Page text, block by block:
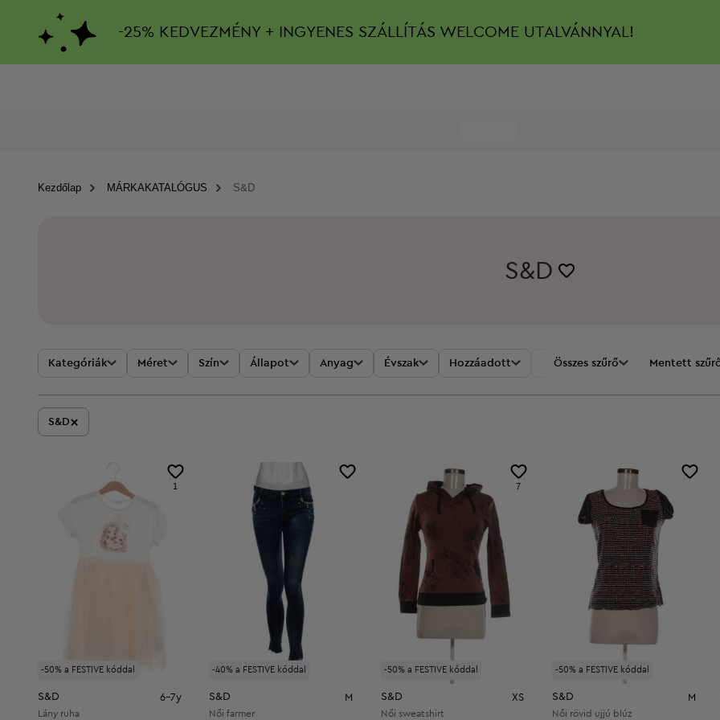
-25% KEDVEZMÉNY + INGYENES SZÁLLÍTÁS WELCOME UTALVÁNNYAL!
Kezdőlap MÁRKAKATALÓGUS S&D
S&D
Kategóriák Méret Szín Állapot Anyag Évszak Hozzáadott Akciók Ár
Összes szűrő Mentett
S&D×
-50% a FESTIVE kóddal
1
S&D 6-7y
Lány ruha
-40% a FESTIVE kóddal
S&D M
Női farmer
-50% a FESTIVE kóddal
7
S&D XS
Női sweatshirt
-50% a FESTIVE kóddal
S&D M
Női rövid ujjú blúz